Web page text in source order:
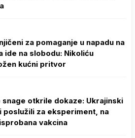
za pomaganje u napadu na
ide na slobodu: Nikoliću
kućni pritvor
snage otkrile dokaze: Ukrajinski
poslužili za eksperiment, na
vakcina